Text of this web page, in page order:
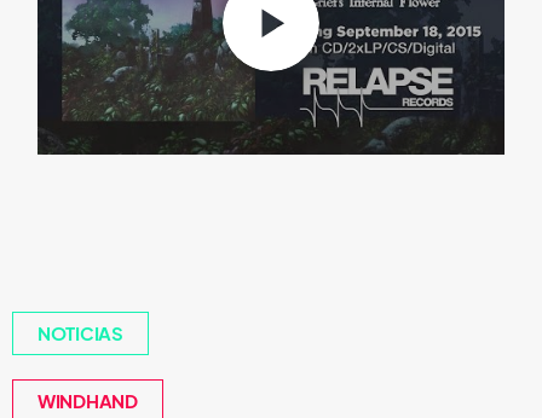
NOTICIAS
WINDHAND